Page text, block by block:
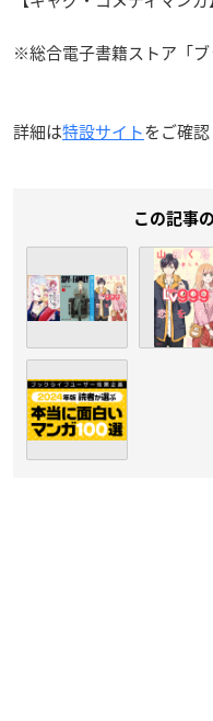
※総合電子書籍ストア「
詳細は特設サイトをご確認
この記事